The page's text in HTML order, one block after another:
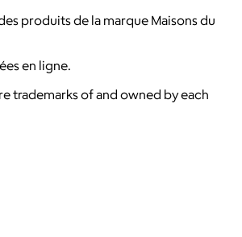
produits de la marque Maisons du
en ligne.
trademarks of and owned by each